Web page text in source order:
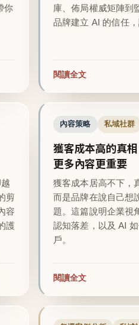
你
庫、佈局權威矩陣到
品牌建立 AI 的信任
閱讀全文
剪
容
護
內容策略 私域社群
獲客成本高的真
更多內容更重要
獲客成本居高不下，
而是品牌在說自己想
題。這篇說明企業視
認知落差，以及 AI
戶。
閱讀全文